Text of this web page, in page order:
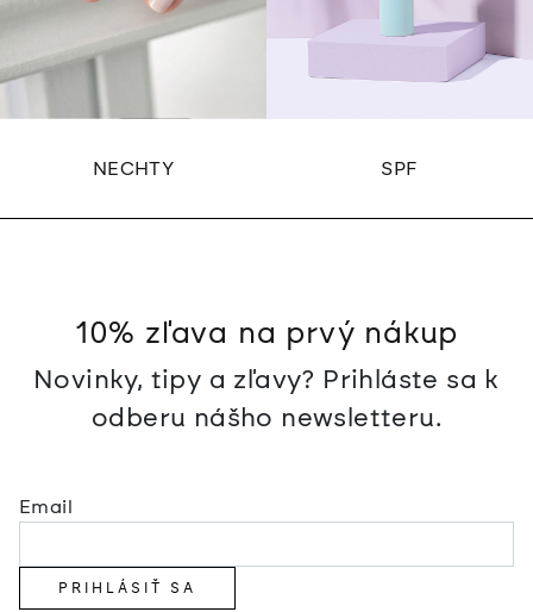
NECHTY SPF
10% zľava na prvý nákup
Novinky, tipy a zľavy? Prihláste sa k
odberu nášho newsletteru.
Email
PRIHLÁSIŤ SA